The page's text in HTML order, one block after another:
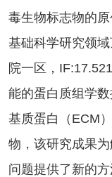
毒生物标志物的
基础科学研究领
院一区，
能的蛋白质组学
基质蛋白（ECM
物，该研究成果
问题提供了新的